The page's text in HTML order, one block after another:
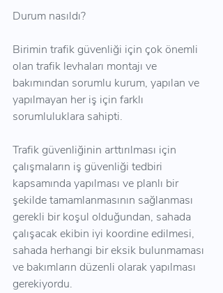
Durum nasıldı?
Birimin trafik güvenliği için çok önemli
olan trafik levhaları montajı ve
bakımından sorumlu kurum, yapılan ve
yapılmayan her iş için farklı
sorumluluklara sahipti.
Trafik güvenliğinin arttırılması için
çalışmaların iş güvenliği tedbiri
kapsamında yapılması ve planlı bir
şekilde tamamlanmasının sağlanması
gerekli bir koşul olduğundan, sahada
çalışacak ekibin iyi koordine edilmesi,
sahada herhangi bir eksik bulunmaması
ve bakımların düzenli olarak yapılması
gerekiyordu.